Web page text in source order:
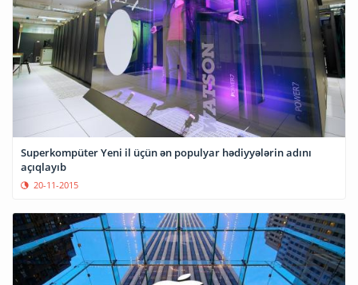
Superkompüter Yeni il üçün ən populyar hədiyyələrin adını
açıqlayıb
20-11-2015